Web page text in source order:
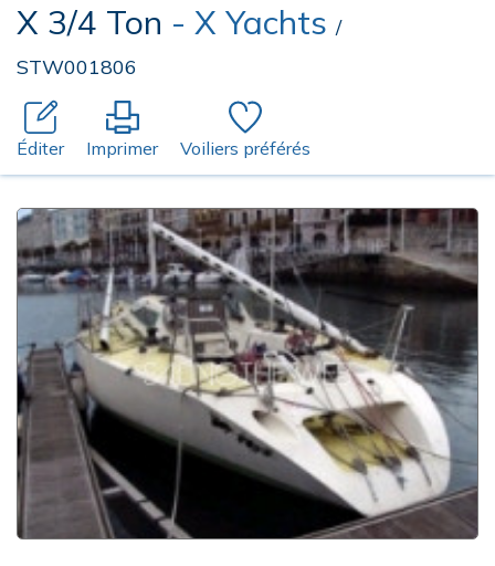
X 3/4 Ton - X Yachts /
STW001806
Éditer Imprimer Voiliers préférés